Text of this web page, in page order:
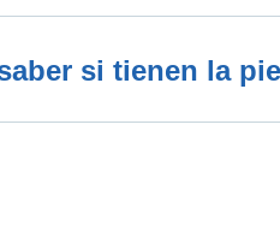
si tienen la